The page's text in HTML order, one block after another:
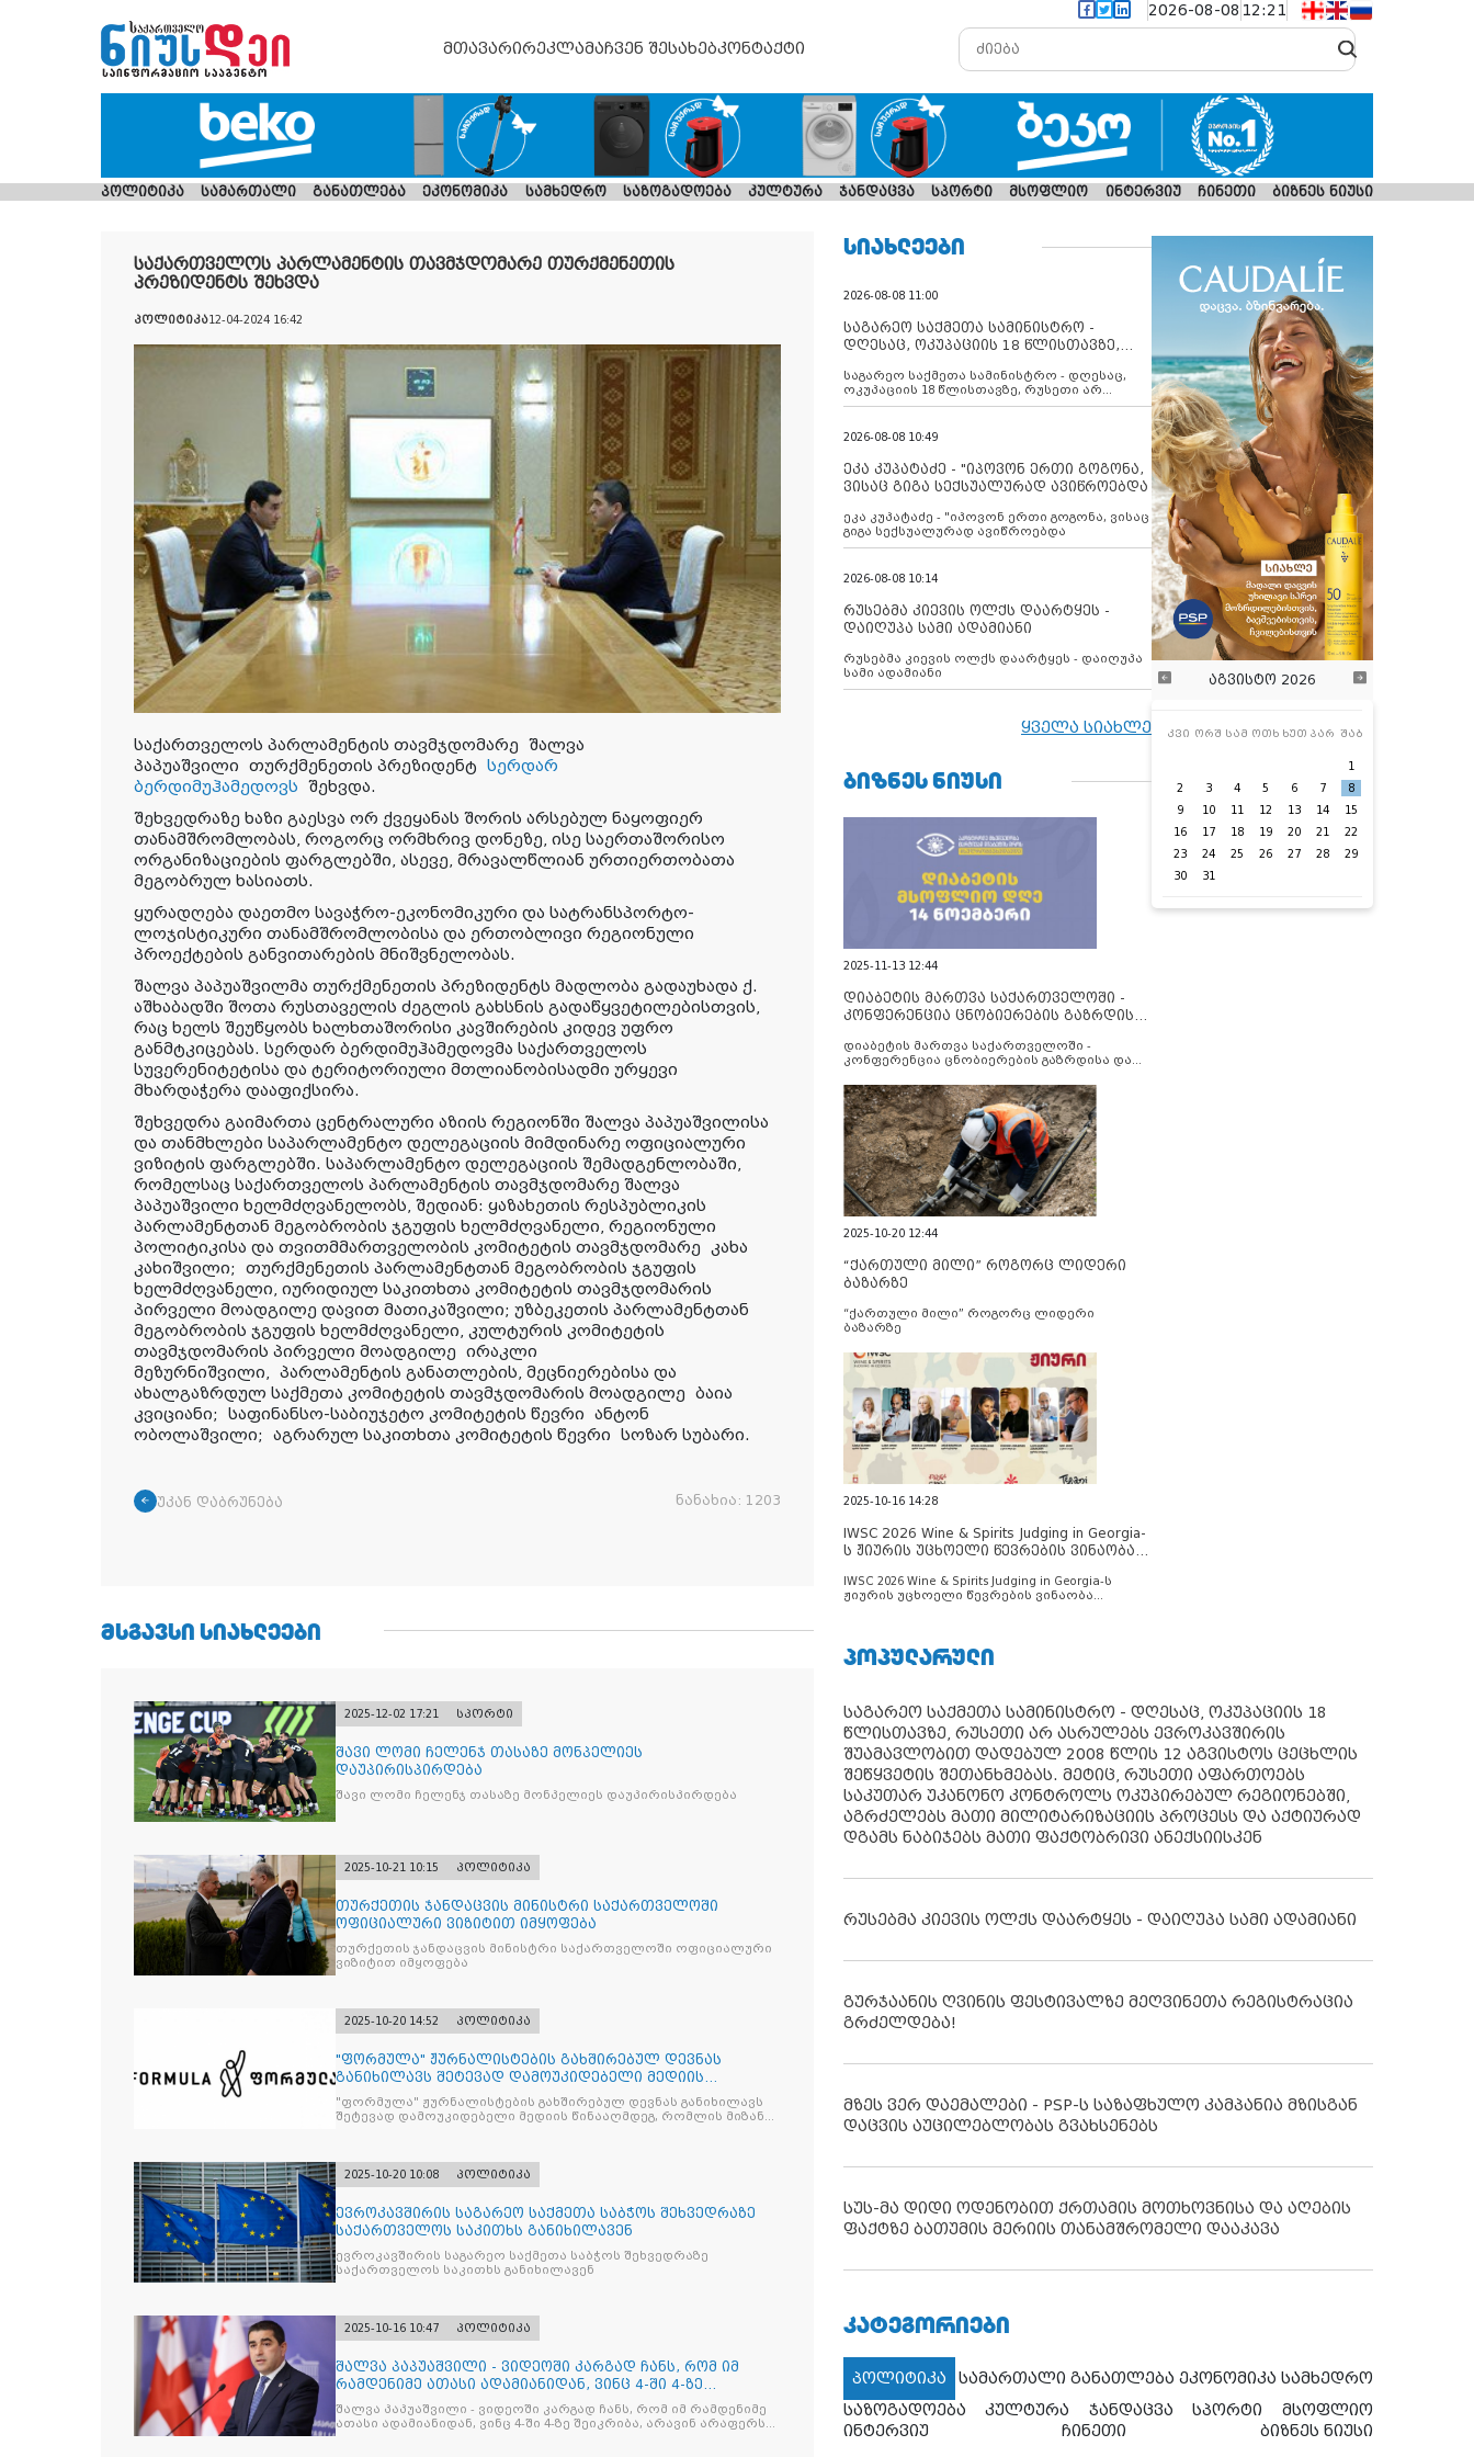
2026-08-08 12:21
მთავარირეკლამაჩვენ შესახებკონტაქტი
პოლიტიკა სამართალი განათლება ეკონომიკა სამხედრო საზოგადოება კულტურა ჯანდაცვა სპორტი მსოფლიო ინტერვიუ ჩინეთი ბიზნეს ნიუსი
საქართველოს პარლამენტის თავმჯდომარე თურქმენეთის
პრეზიდენტს შეხვდა
პოლიტიკა12-04-2024 16:42
საქართველოს პარლამენტის თავმჯდომარე შალვა
პაპუაშვილი თურქმენეთის პრეზიდენტ სერდარ
ბერდიმუჰამედოვს შეხვდა.
შეხვედრაზე ხაზი გაესვა ორ ქვეყანას შორის არსებულ ნაყოფიერ
თანამშრომლობას, როგორც ორმხრივ დონეზე, ისე საერთაშორისო
ორგანიზაციების ფარგლებში, ასევე, მრავალწლიან ურთიერთობათა
მეგობრულ ხასიათს.
ყურადღება დაეთმო სავაჭრო-ეკონომიკური და სატრანსპორტო-
ლოჯისტიკური თანამშრომლობისა და ერთობლივი რეგიონული
პროექტების განვითარების მნიშვნელობას.
შალვა პაპუაშვილმა თურქმენეთის პრეზიდენტს მადლობა გადაუხადა ქ.
აშხაბადში შოთა რუსთაველის ძეგლის გახსნის გადაწყვეტილებისთვის,
რაც ხელს შეუწყობს ხალხთაშორისი კავშირების კიდევ უფრო
განმტკიცებას. სერდარ ბერდიმუჰამედოვმა საქართველოს
სუვერენიტეტისა და ტერიტორიული მთლიანობისადმი ურყევი
მხარდაჭერა დააფიქსირა.
​შეხვედრა გაიმართა ცენტრალური აზიის რეგიონში შალვა პაპუაშვილისა
და თანმხლები საპარლამენტო დელეგაციის მიმდინარე ოფიციალური
ვიზიტის ფარგლებში. საპარლამენტო დელეგაციის შემადგენლობაში,
რომელსაც საქართველოს პარლამენტის თავმჯდომარე შალვა
პაპუაშვილი ხელმძღვანელობს, შედიან: ყაზახეთის რესპუბლიკის
პარლამენტთან მეგობრობის ჯგუფის ხელმძღვანელი, რეგიონული
პოლიტიკისა და თვითმმართველობის კომიტეტის თავმჯდომარე კახა
კახიშვილი;
თურქმენეთის პარლამენტთან მეგობრობის ჯგუფის
ხელმძღვანელი, იურიდიულ საკითხთა კომიტეტის თავმჯდომარის
პირველი მოადგილე დავით მათიკაშვილი; უზბეკეთის პარლამენტთან
მეგობრობის ჯგუფის ხელმძღვანელი, კულტურის კომიტეტის
თავმჯდომარის პირველი მოადგილე ირაკლი
მეზურნიშვილი,
პარლამენტის განათლების, მეცნიერებისა და
ახალგაზრდულ საქმეთა კომიტეტის თავმჯდომარის მოადგილე ბაია
კვიციანი;
საფინანსო-საბიუჯეტო კომიტეტის წევრი ანტონ
ობოლაშვილი;
აგრარულ საკითხთა კომიტეტის წევრი სოზარ სუბარი.
უკან დაბრუნება ნანახია: 1203
ᲛᲡᲒᲐᲕᲡᲘ ᲡᲘᲐᲮᲚᲔᲔᲑᲘ
2025-12-02 17:21 სპორტი
შავი ლომი ჩელენჯ თასაზე მონპელიეს
დაუპირისპირდება
შავი ლომი ჩელენჯ თასაზე მონპელიეს დაუპირისპირდება
2025-10-21 10:15 პოლიტიკა
თურქეთის ჯანდაცვის მინისტრი საქართველოში
ოფიციალური ვიზიტით იმყოფება
თურქეთის ჯანდაცვის მინისტრი საქართველოში ოფიციალური
ვიზიტით იმყოფება
2025-10-20 14:52 პოლიტიკა
"ფორმულა" ჟურნალისტების გახშირებულ დევნას
განიხილავს შეტევად დამოუკიდებელი მედიის
წინააღმდ
"ფორმულა" ჟურნალისტების გახშირებულ დევნას განიხილავს
შეტევად დამოუკიდებელი მედიის წინააღმდეგ, რომლის მიზანი
2025-10-20 10:08 პოლიტიკა
ევროკავშირის საგარეო საქმეთა საბჭოს შეხვედრაზე
საქართველოს საკითხს განიხილავენ
ევროკავშირის საგარეო საქმეთა საბჭოს შეხვედრაზე
საქართველოს საკითხს განიხილავენ
2025-10-16 10:47 პოლიტიკა
შალვა პაპუაშვილი - ვიდეოში კარგად ჩანს, რომ იმ
რამდენიმე ათასი ადამიანიდან, ვინც 4-ში 4-ზე
შეიკრიბა,
შალვა პაპუაშვილი - ვიდეოში კარგად ჩანს, რომ იმ რამდენიმე
ათასი ადამიანიდან, ვინც 4-ში 4-ზე შეიკრიბა, არავინ არაფერს
ᲡᲘᲐᲮᲚᲔᲔᲑᲘ
2026-08-08 11:00
საგარეო საქმეთა სამინისტრო -
დღესაც, ოკუპაციის 18 წლისთავზე,
შუამავლ
საგარეო საქმეთა სამინისტრო - დღესაც,
ოკუპაციის 18 წლისთავზე, რუსეთი არ
ასრულებს ევროკავშირის შუამავლობით
შეწყვეტის შეთანხმებას. მეტიც, რუსეთი
ოკუპირებულ რეგიონებში, აგრძელებს მათი
მილიტარიზაციის პროცესს და აქტიურად
დგამს ნაბიჯებს მათი ფაქტობრივი
2026-08-08 10:49
ეკა კუპატაძე - "იპოვონ ერთი გოგონა,
ვისაც გიგა სექსუალურად ავიწროებდა
ეკა კუპატაძე - "იპოვონ ერთი გოგონა, ვისაც
გიგა სექსუალურად ავიწროებდა
2026-08-08 10:14
რუსებმა კიევის ოლქს დაარტყეს -
დაიღუპა სამი ადამიანი
რუსებმა კიევის ოლქს დაარტყეს - დაიღუპა
სამი ადამიანი
ყველა სიახლე
ᲑᲘᲖᲜᲔᲡ ᲜᲘᲣᲡᲘ
2025-11-13 12:44
დიაბეტის მართვა საქართველოში -
კონფერენცია ცნობიერების გაზრდისა
დიაბეტის მართვა საქართველოში -
კონფერენცია ცნობიერების გაზრდისა და
2025-10-20 12:44
“ქართული მილი” როგორც ლიდერი
ბაზარზე
“ქართული მილი” როგორც ლიდერი
ბაზარზე
2025-10-16 14:28
IWSC 2026 Wine & Spirits Judging in Georgia-
ს ჟიურის უცხოელი წევრების ვინაობა
IWSC 2026 Wine & Spirits Judging in Georgia-ს
ჟიურის უცხოელი წევრების ვინაობა
აგვისტო 2026
კვი ორშ სამ ოთხ ხუთ პარ შაბ
1
2
3 4 5 6 7
8
9
10 11 12 13 14
15
16
17 18 19 20 21
22
23
24 25 26 27 28
29
30
31
ᲞᲝᲞᲣᲚᲐᲠᲣᲚᲘ
საგარეო საქმეთა სამინისტრო - დღესაც, ოკუპაციის 18
წლისთავზე, რუსეთი არ ასრულებს ევროკავშირის
შუამავლობით დადებულ 2008 წლის 12 აგვისტოს ცეცხლის
შეწყვეტის შეთანხმებას. მეტიც, რუსეთი აფართოებს
საკუთარ უკანონო კონტროლს ოკუპირებულ რეგიონებში,
აგრძელებს მათი მილიტარიზაციის პროცესს და აქტიურად
დგამს ნაბიჯებს მათი ფაქტობრივი ანექსიისკენ
რუსებმა კიევის ოლქს დაარტყეს - დაიღუპა სამი ადამიანი
გურჯაანის ღვინის ფესტივალზე მეღვინეთა რეგისტრაცია
გრძელდება!
მზეს ვერ დაემალები - PSP-ს საზაფხულო კამპანია მზისგან
დაცვის აუცილებლობას გვახსენებს
სუს-მა დიდი ოდენობით ქრთამის მოთხოვნისა და აღების
ფაქტზე ბათუმის მერიის თანამშრომელი დააკავა
ᲙᲐᲢᲔᲒᲝᲠᲘᲔᲑᲘ
პოლიტიკა სამართალი განათლება ეკონომიკა სამხედრო
საზოგადოება
კულტურა ჯანდაცვა სპორტი
მსოფლიო
ინტერვიუ
ჩინეთი ბიზნეს ნიუსი